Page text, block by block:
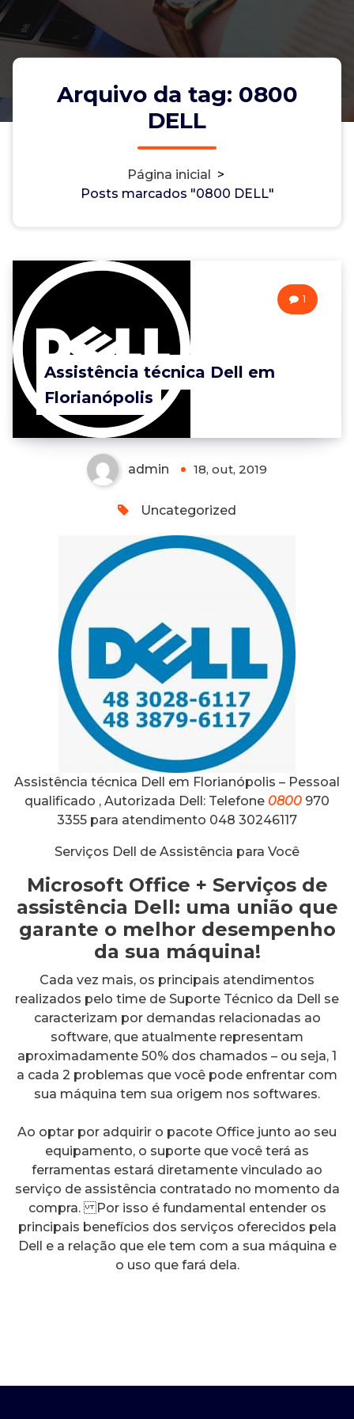
Arquivo da tag: 0800
DELL
Página inicial >
Posts marcados "0800 DELL"
Assistência técnica Dell em
Florianópolis
1
admin 18, out, 2019
Uncategorized
Assistência técnica Dell em Florianópolis – Pessoal
qualificado , Autorizada Dell: Telefone 0800 970
3355 para atendimento 048 30246117
Serviços Dell de Assistência para Você
Microsoft Office + Serviços de
assistência Dell: uma união que
garante o melhor desempenho
da sua máquina!
Cada vez mais, os principais atendimentos
realizados pelo time de Suporte Técnico da Dell se
caracterizam por demandas relacionadas ao
software, que atualmente representam
aproximadamente 50% dos chamados – ou seja, 1
a cada 2 problemas que você pode enfrentar com
sua máquina tem sua origem nos softwares.
Ao optar por adquirir o pacote Office junto ao seu
equipamento, o suporte que você terá as
ferramentas estará diretamente vinculado ao
serviço de assistência contratado no momento da
compra. Por isso é fundamental entender os
principais benefícios dos serviços oferecidos pela
Dell e a relação que ele tem com a sua máquina e
o uso que fará dela.